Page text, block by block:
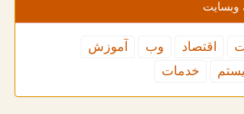
وبسایت
اقتصاد وب
آموزش
خدمات